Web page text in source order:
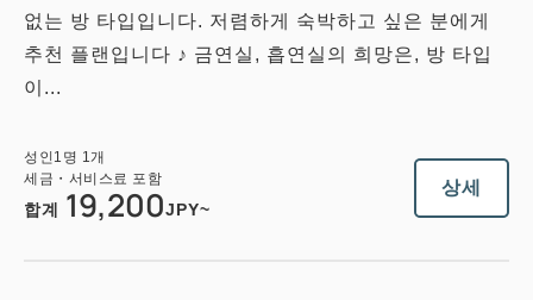
없는 방 타입입니다. 저렴하게 숙박하고 싶은 분에게
추천 플랜입니다 ♪ 금연실, 흡연실의 희망은, 방 타입
이...
성인 1 명 1개
세금・서비스료 포함
합계 19,200JPY~
상세